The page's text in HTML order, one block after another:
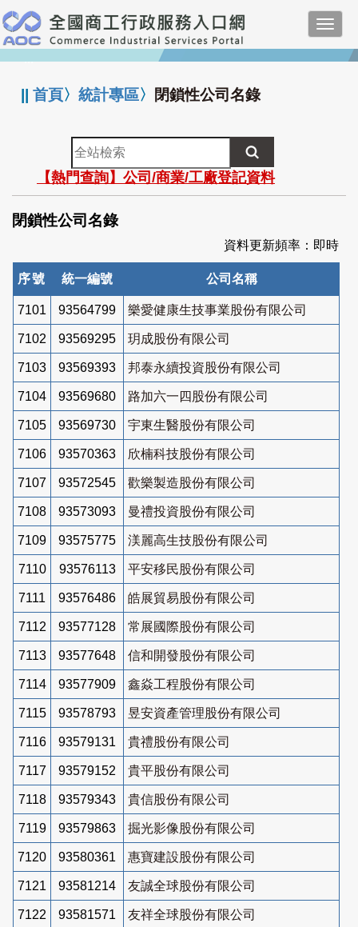
跳
到
主
要
:::
||首頁〉統計專區〉 閉鎖性公司名錄
全
站
檢
索
【熱門查詢】公司/商業/工廠登記資料
閉鎖性公司名錄
資料更新頻率：即時
序號 統一編號 公司名稱
7101 93564799 樂愛健康生技事業股份有限公司
7102 93569295 玥成股份有限公司
7103 93569393 邦泰永續投資股份有限公司
7104 93569680 路加六一四股份有限公司
7105 93569730 宇東生醫股份有限公司
7106 93570363 欣楠科技股份有限公司
7107 93572545 歡樂製造股份有限公司
7108 93573093 曼禮投資股份有限公司
7109 93575775 渼麗高生技股份有限公司
7110 93576113 平安移民股份有限公司
7111 93576486 皓展貿易股份有限公司
7112 93577128 常展國際股份有限公司
7113 93577648 信和開發股份有限公司
7114 93577909 鑫焱工程股份有限公司
7115 93578793 昱安資產管理股份有限公司
7116 93579131 貴禮股份有限公司
7117 93579152 貴平股份有限公司
7118 93579343 貴信股份有限公司
7119 93579863 掘光影像股份有限公司
7120 93580361 惠寶建設股份有限公司
7121 93581214 友誠全球股份有限公司
7122 93581571 友祥全球股份有限公司